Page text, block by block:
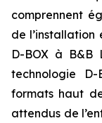
comprennent
de
D-BOX à B&B
technologie
formats haut
attendus de